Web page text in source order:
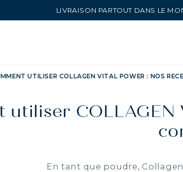
LIVRAISON PARTOUT DANS LE
UTILISER COLLAGEN VITAL POWER : NOS
utiliser COLLAGEN
En tant que poudre,